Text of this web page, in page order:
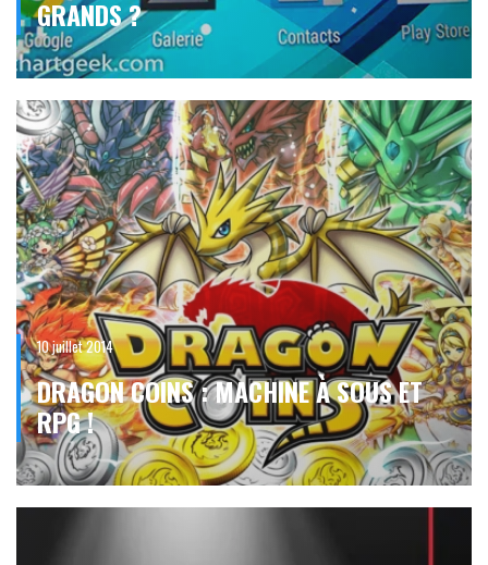
GRANDS ?
10 juillet 2014
DRAGON COINS : MACHINE À SOUS ET
RPG !